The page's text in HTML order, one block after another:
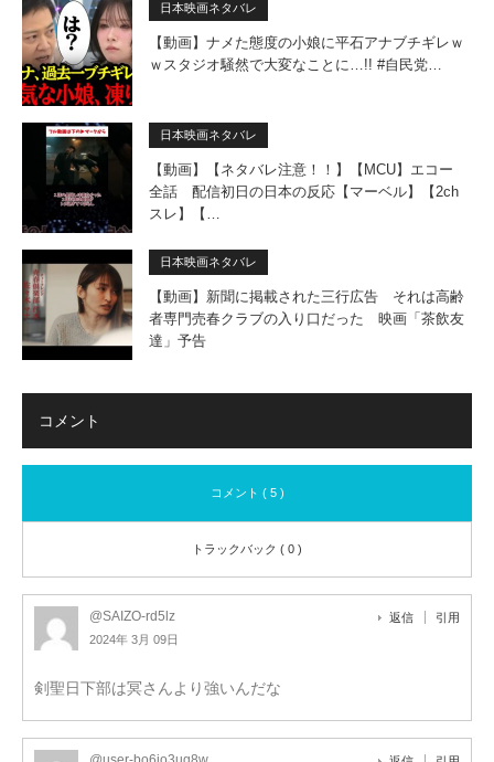
日本映画ネタバレ
【動画】ナメた態度の小娘に平石アナブチギレｗ
ｗスタジオ騒然で大変なことに…!! #自民党…
日本映画ネタバレ
【動画】【ネタバレ注意！！】【MCU】エコー
全話 配信初日の日本の反応【マーベル】【2ch
スレ】【…
日本映画ネタバレ
【動画】新聞に掲載された三行広告 それは高齢
者専門売春クラブの入り口だった 映画「茶飲友
達」予告
コメント
コメント ( 5 )
トラックバック ( 0 )
@SAIZO-rd5lz
2024年 3月 09日
返信 引用
剣聖日下部は冥さんより強いんだな